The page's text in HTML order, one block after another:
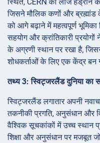
जिसने मौलिक कणों और ब्रह्मांड
को आगे बढ़ाने में महत्वपूर्ण
सहयोग और क्रांतिकारी
के अग्रणी स्थान पर रखा है,
शोधकर्ताओं के लिए एक केंद्र बन
तथ्य 3: स्विट्जरलैंड दुनिया का
स्विट्जरलैंड लगातार अपनी
तकनीकी प्रगति, अनुसंधान और
वैश्विक सूचकांकों में उच्च स्थान
शिक्षा और अनुसंधान पर मजबूत